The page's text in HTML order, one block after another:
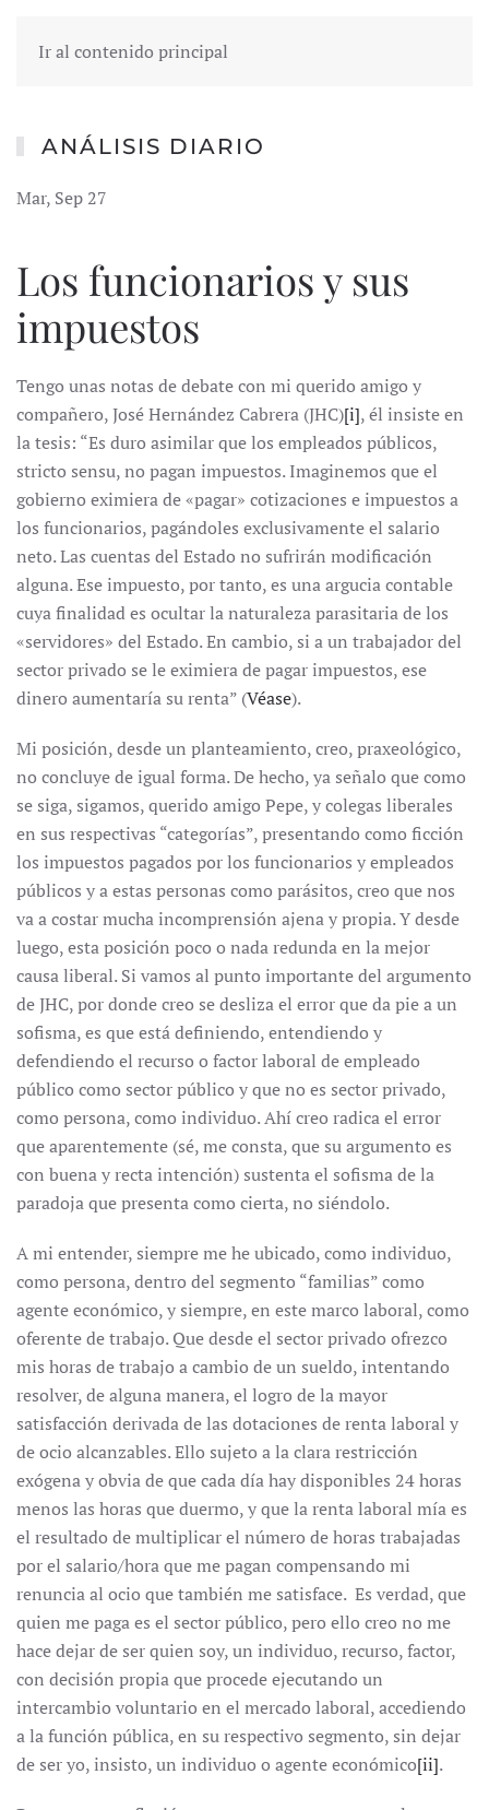
Ir al contenido principal
ANÁLISIS DIARIO
Mar, Sep 27
Los funcionarios y sus
impuestos
Tengo unas notas de debate con mi querido amigo y
compañero, José Hernández Cabrera (JHC)[i], él insiste en
la tesis: “Es duro asimilar que los empleados públicos,
stricto sensu, no pagan impuestos. Imaginemos que el
gobierno eximiera de «pagar» cotizaciones e impuestos a
los funcionarios, pagándoles exclusivamente el salario
neto. Las cuentas del Estado no sufrirán modificación
alguna. Ese impuesto, por tanto, es una argucia contable
cuya finalidad es ocultar la naturaleza parasitaria de los
«servidores» del Estado. En cambio, si a un trabajador del
sector privado se le eximiera de pagar impuestos, ese
dinero aumentaría su renta” (Véase).
Mi posición, desde un planteamiento, creo, praxeológico,
no concluye de igual forma. De hecho, ya señalo que como
se siga, sigamos, querido amigo Pepe, y colegas liberales
en sus respectivas “categorías”, presentando como ficción
los impuestos pagados por los funcionarios y empleados
públicos y a estas personas como parásitos, creo que nos
va a costar mucha incomprensión ajena y propia. Y desde
luego, esta posición poco o nada redunda en la mejor
causa liberal. Si vamos al punto importante del argumento
de JHC, por donde creo se desliza el error que da pie a un
sofisma, es que está definiendo, entendiendo y
defendiendo el recurso o factor laboral de empleado
público como sector público y que no es sector privado,
como persona, como individuo. Ahí creo radica el error
que aparentemente (sé, me consta, que su argumento es
con buena y recta intención) sustenta el sofisma de la
paradoja que presenta como cierta, no siéndolo.
A mi entender, siempre me he ubicado, como individuo,
como persona, dentro del segmento “familias” como
agente económico, y siempre, en este marco laboral, como
oferente de trabajo. Que desde el sector privado ofrezco
mis horas de trabajo a cambio de un sueldo, intentando
resolver, de alguna manera, el logro de la mayor
satisfacción derivada de las dotaciones de renta laboral y
de ocio alcanzables. Ello sujeto a la clara restricción
exógena y obvia de que cada día hay disponibles 24 horas
menos las horas que duermo, y que la renta laboral mía es
el resultado de multiplicar el número de horas trabajadas
por el salario/hora que me pagan compensando mi
renuncia al ocio que también me satisface. Es verdad, que
quien me paga es el sector público, pero ello creo no me
hace dejar de ser quien soy, un individuo, recurso, factor,
con decisión propia que procede ejecutando un
intercambio voluntario en el mercado laboral, accediendo
a la función pública, en su respectivo segmento, sin dejar
de ser yo, insisto, un individuo o agente económico[ii].